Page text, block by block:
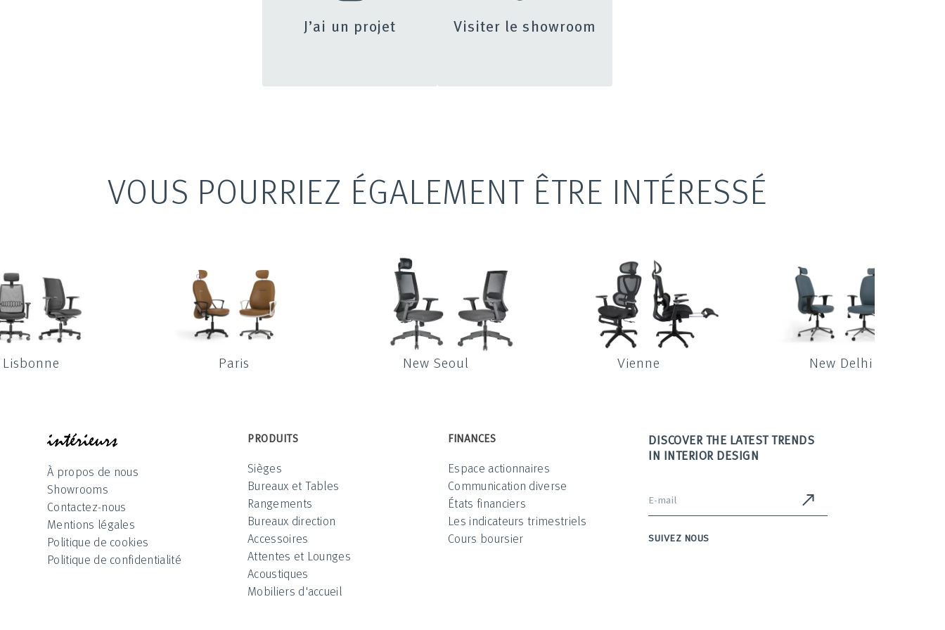
J’ai un projet Visiter le showroom
VOUS POURRIEZ ÉGALEMENT ÊTRE INTÉRESSÉ
Lisbonne Paris New Seoul Vienne New Delhi
À propos de nous
Showrooms
Contactez-nous
Mentions légales
Politique de cookies
Politique de confidentialité
PRODUITS
Sièges
Bureaux et Tables
Rangements
Bureaux direction
Accessoires
Attentes et Lounges
Acoustiques
Mobiliers d'accueil
FINANCES
Espace actionnaires
Communication diverse
États financiers
Les indicateurs trimestriels
Cours boursier
DISCOVER THE LATEST TRENDS
IN INTERIOR DESIGN
SUIVEZ NOUS